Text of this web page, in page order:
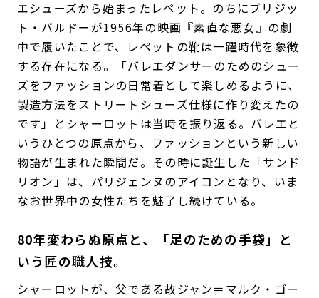
エシューズから始まったレペット。のちにブリジッ
ト・バルドーが1956年の映画『素直な悪女』の劇
中で履いたことで、レペットの靴は一躍時代を象徴
する存在になる。「バレエダンサーのためのシュー
ズをファッションの日常着として楽しめるように、
製造方法をストリートシューズ仕様に作り変えたの
です」とシャーロットは当時を振り返る。バレエと
いうひとつの原点から、ファッションという新しい
物語が生まれた瞬間だ。その時に誕生した「サンド
リオン」は、パリジェンヌのアイコンとなり、いま
なお世界中の女性たちを魅了し続けている。
80年変わらぬ原点と、「足のための手袋」と
いう匠の職人技。
シャーロットが、父である故ジャン＝マルク・ゴー